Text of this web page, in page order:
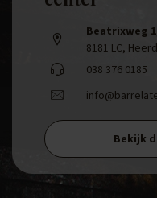
Beatrixweg 1
8181 LC,
038 376 0185
Bekijk